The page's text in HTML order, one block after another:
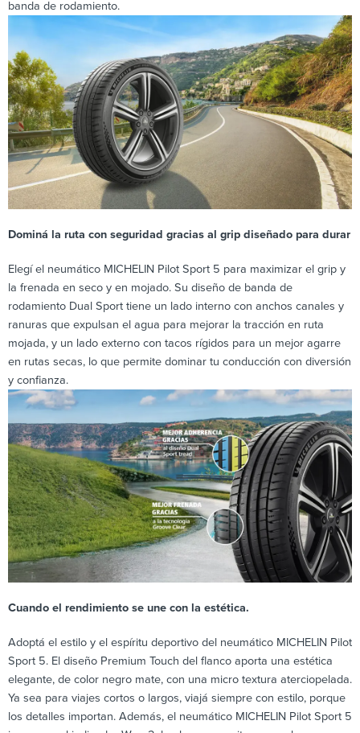
banda de rodamiento.
Dominá la ruta con seguridad gracias al grip diseñado para durar
Elegí el neumático MICHELIN Pilot Sport 5 para maximizar el grip y
la frenada en seco y en mojado. Su diseño de banda de
rodamiento Dual Sport tiene un lado interno con anchos canales y
ranuras que expulsan el agua para mejorar la tracción en ruta
mojada, y un lado externo con tacos rígidos para un mejor agarre
en rutas secas, lo que permite dominar tu conducción con diversión
y confianza.
Cuando el rendimiento se une con la estética.
Adoptá el estilo y el espíritu deportivo del neumático MICHELIN Pilot
Sport 5. El diseño Premium Touch del flanco aporta una estética
elegante, de color negro mate, con una micro textura aterciopelada.
Ya sea para viajes cortos o largos, viajá siempre con estilo, porque
los detalles importan. Además, el neumático MICHELIN Pilot Sport 5